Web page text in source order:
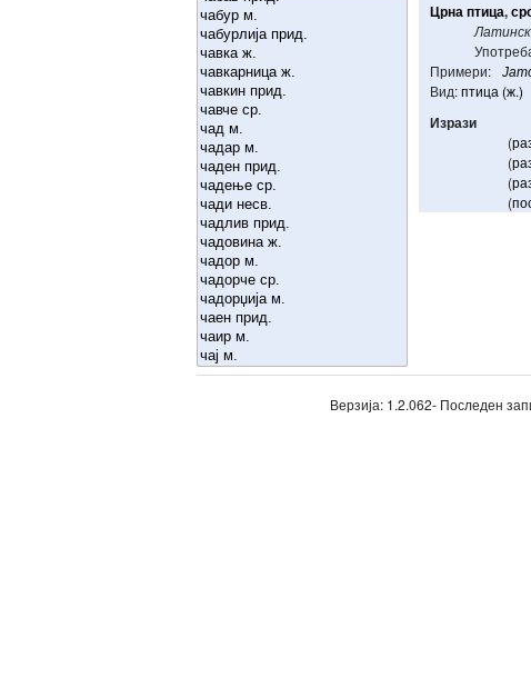
Црнаптица,
Примери:
Вид:птица (ж.)
Изрази
(
(
(
(
Верзија: 1.2.062- Последен